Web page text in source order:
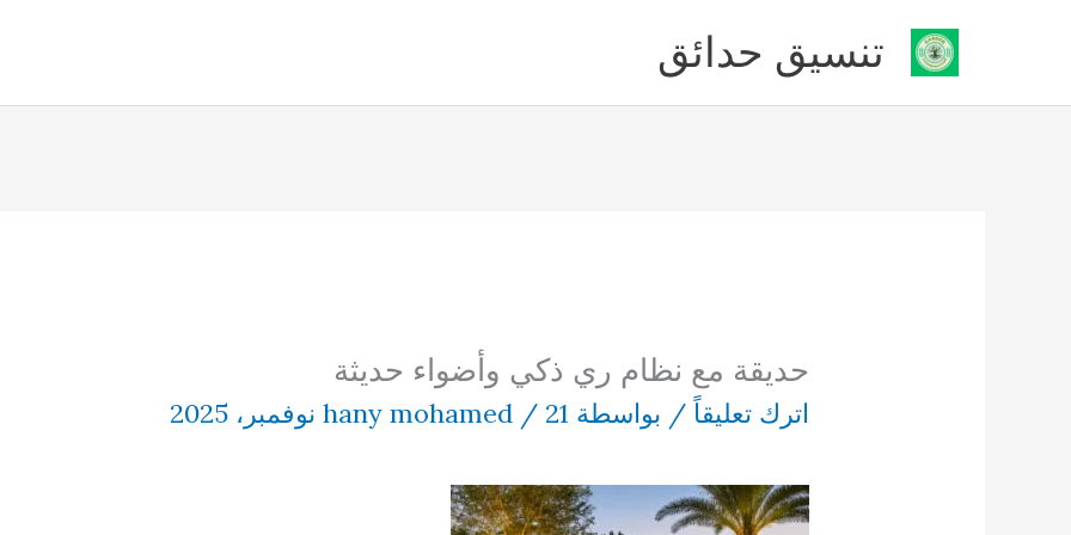
المحتوى
تنسيق حدائق
حديقة مع نظام ري ذكي وأضواء حديثة
اترك تعليقاً / بواسطة hany mohamed / 21 نوفمبر، 2025